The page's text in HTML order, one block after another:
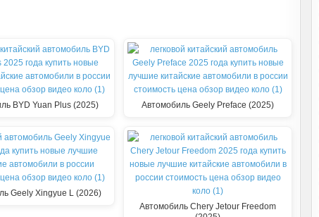
BYD Yuan Plus (2025)
Geely Xingyue L (2026)
Автомобиль Geely Preface (2025)
Автомобиль Chery Jetour Freedom